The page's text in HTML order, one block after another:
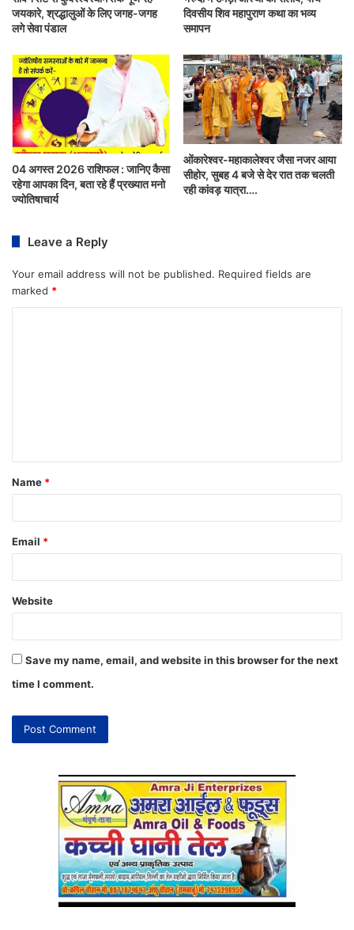
जयकारे, श्रद्धालुओं के लिए जगह-जगह
लगे सेवा पंडाल
दिवसीय शिव महापुराण कथा का भव्य
समापन
04 अगस्त 2026 राशिफल : जानिए कैसा
रहेगा आपका दिन, बता रहे हैं प्रख्यात मनो
ज्योतिषाचार्य
ओंकारेश्वर-महाकालेश्वर जैसा नजर आया
सीहोर, सुबह 4 बजे से देर रात तक चलती
रही कांवड़ यात्रा….
Leave a Reply
Your email address will not be published. Required fields are
marked *
Name *
Email *
Website
Save my name, email, and website in this browser for the next
time I comment.